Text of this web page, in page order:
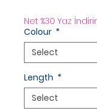
Net %30 Yaz
Colour *
Length *